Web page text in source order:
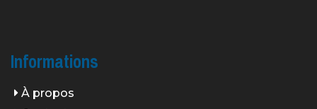
Informations
À propos